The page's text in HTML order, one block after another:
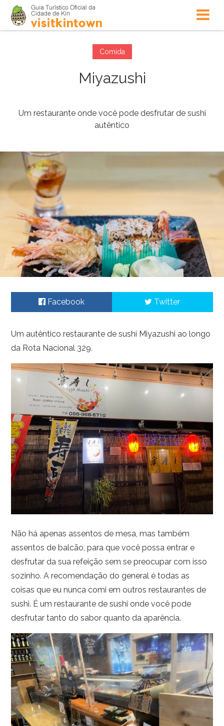
Comida
Miyazushi
Um restaurante onde você pode desfrutar de sushi
autêntico
Facebook Twitter
Um autêntico restaurante de sushi Miyazushi ao longo
da Rota Nacional 329.
Não há apenas assentos de mesa, mas também
assentos de balcão, para que você possa entrar e
desfrutar da sua refeição sem se preocupar com isso
sozinho. A recomendação do general é todas as
coisas que eu nunca comi em outros restaurantes de
sushi. É um restaurante de sushi onde você pode
desfrutar tanto do sabor quanto da aparência.